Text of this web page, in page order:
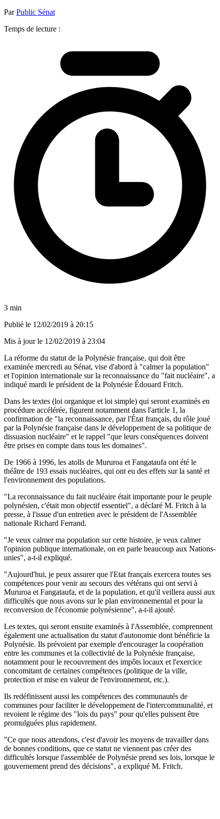
ParPublic Sénat
Temps de lecture :
3 min
Publié le 12/02/2019 à 20:15
Mis à jour le 12/02/2019 à 23:04
La réforme du statut de la Polynésie française, qui doit être
examinée mercredi au Sénat, vise d'abord à "calmer la population"
et l'opinion internationale sur la reconnaissance du "fait nucléaire", a
indiqué mardi le président de la Polynésie Édouard Fritch.
Dans les textes (loi organique et loi simple) qui seront examinés en
procédure accélérée, figurent notamment dans l'article 1, la
confirmation de "la reconnaissance, par l'État français, du rôle joué
par la Polynésie française dans le développement de sa politique de
dissuasion nucléaire" et le rappel "que leurs conséquences doivent
être prises en compte dans tous les domaines".
De 1966 à 1996, les atolls de Mururoa et Fangataufa ont été le
théâtre de 193 essais nucléaires, qui ont eu des effets sur la santé et
l'environnement des populations.
"La reconnaissance du fait nucléaire était importante pour le peuple
polynésien, c'était mon objectif essentiel", a déclaré M. Fritch à la
presse, à l'issue d'un entretien avec le président de l'Assemblée
nationale Richard Ferrand.
"Je veux calmer ma population sur cette histoire, je veux calmer
l'opinion publique internationale, on en parle beaucoup aux Nations-
unies", a-t-il expliqué.
"Aujourd'hui, je peux assurer que l'Etat français exercera toutes ses
compétences pour venir au secours des vétérans qui ont servi à
Mururoa et Fangataufa, et de la population, et qu'il veillera aussi aux
difficultés que nous avons sur le plan environnemental et pour la
reconversion de l'économie polynésienne", a-t-il ajouté.
Les textes, qui seront ensuite examinés à l'Assemblée, comprennent
également une actualisation du statut d'autonomie dont bénéficie la
Polynésie. Ils prévoient par exemple d'encourager la coopération
entre les communes et la collectivité de la Polynésie française,
notamment pour le recouvrement des impôts locaux et l'exercice
concomitant de certaines compétences (politique de la ville,
protection et mise en valeur de l'environnement, etc.).
Ils redéfinissent aussi les compétences des communautés de
communes pour faciliter le développement de l'intercommunalité, et
revoient le régime des "lois du pays" pour qu'elles puissent être
promulguées plus rapidement.
"Ce que nous attendons, c'est d'avoir les moyens de travailler dans
de bonnes conditions, que ce statut ne viennent pas créer des
difficultés lorsque l'assemblée de Polynésie prend ses lois, lorsque le
gouvernement prend des décisions", a expliqué M. Fritch.